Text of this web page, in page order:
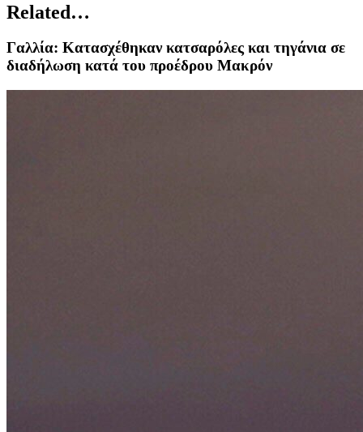
Related…
Γαλλία: Κατασχέθηκαν κατσαρόλες και τηγάνια σε
διαδήλωση κατά του προέδρου Μακρόν